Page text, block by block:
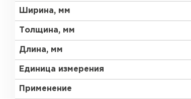
Ширина, мм
Толщина, мм
Длина, мм
Единица измерения
Применение
ПЕРЕЙТИ
Утеплитель Термит
Утеплитель Isotec